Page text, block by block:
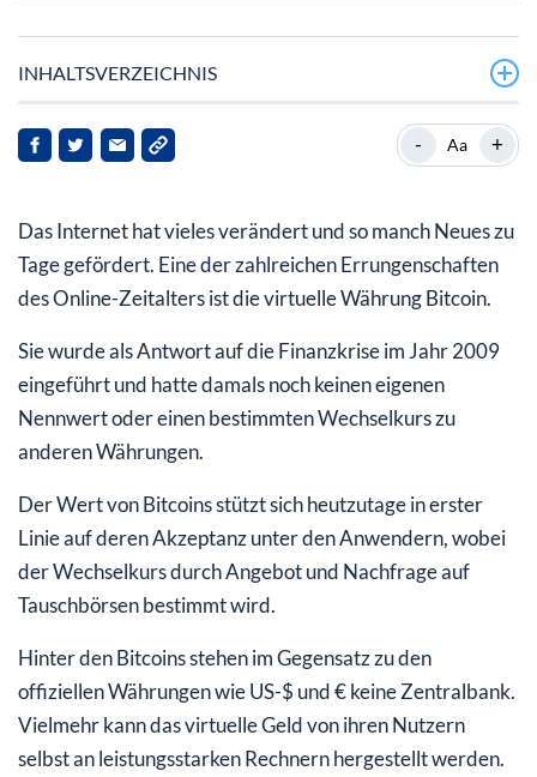
INHALTSVERZEICHNIS
1. Die Seriosität von Bitcoins ist fraglich
3. Bitcoins sind nicht sehr benutzerfreundlich
4. Keine Bitcoins auf Kredit
- Aa +
Das Internet hat vieles verändert und so manch Neues zu
Tage gefördert. Eine der zahlreichen Errungenschaften
des Online-Zeitalters ist die virtuelle Währung Bitcoin.
Sie wurde als Antwort auf die Finanzkrise im Jahr 2009
eingeführt und hatte damals noch keinen eigenen
Nennwert oder einen bestimmten Wechselkurs zu
anderen Währungen.
Der Wert von Bitcoins stützt sich heutzutage in erster
Linie auf deren Akzeptanz unter den Anwendern, wobei
der Wechselkurs durch Angebot und Nachfrage auf
Tauschbörsen bestimmt wird.
Hinter den Bitcoins stehen im Gegensatz zu den
offiziellen Währungen wie US-$ und € keine Zentralbank.
Vielmehr kann das virtuelle Geld von ihren Nutzern
selbst an leistungsstarken Rechnern hergestellt werden.